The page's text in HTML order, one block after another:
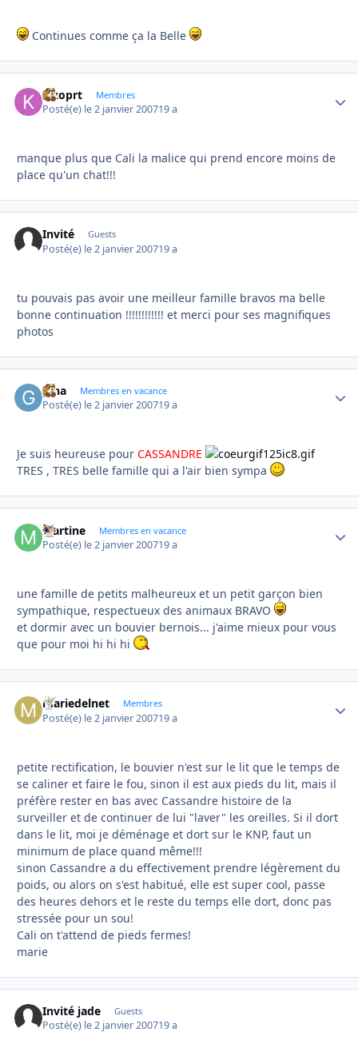
Continues comme ça la Belle
kizoprt Membres
Posté(e) le 2 janvier 200719 a
manque plus que Cali la malice qui prend encore moins de
place qu'un chat!!!
Invité Guests
Posté(e) le 2 janvier 200719 a
tu pouvais pas avoir une meilleur famille bravos ma belle
bonne continuation !!!!!!!!!!!! et merci pour ses magnifiques
photos
gina Membres en vacance
Posté(e) le 2 janvier 200719 a
Je suis heureuse pour CASSANDRE
TRES , TRES belle famille qui a l'air bien sympa
Martine Membres en vacance
Posté(e) le 2 janvier 200719 a
une famille de petits malheureux et un petit garçon bien
sympathique, respectueux des animaux BRAVO
et dormir avec un bouvier bernois... j'aime mieux pour vous
que pour moi hi hi hi
mariedelnet Membres
Posté(e) le 2 janvier 200719 a
petite rectification, le bouvier n'est sur le lit que le temps de
se caliner et faire le fou, sinon il est aux pieds du lit, mais il
préfère rester en bas avec Cassandre histoire de la
surveiller et de continuer de lui "laver" les oreilles. Si il dort
dans le lit, moi je déménage et dort sur le KNP, faut un
minimum de place quand même!!!
sinon Cassandre a du effectivement prendre légèrement du
poids, ou alors on s'est habitué, elle est super cool, passe
des heures dehors et le reste du temps elle dort, donc pas
stressée pour un sou!
Cali on t'attend de pieds fermes!
marie
Invité jade Guests
Posté(e) le 2 janvier 200719 a